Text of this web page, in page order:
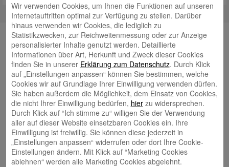
Unsere Autorinnen und Autoren
Andrea Rupprecht
Jonas Simon
Wir verwenden Cookies, um Ihnen die Funktionen auf unseren
Internetauftritten optimal zur Verfügung zu stellen. Darüber
hinaus verwenden wir Cookies, die lediglich zu
Statistikzwecken, zur Reichweitenmessung oder zur Anzeige
personalisierter Inhalte genutzt werden. Detaillierte
Informationen über Art, Herkunft und Zweck dieser Cookies
finden Sie in unserer Erklärung zum Datenschutz. Durch Klick
auf „Einstellungen anpassen“ können Sie bestimmen, welche
Cookies wir auf Grundlage Ihrer Einwilligung verwenden dürfen.
Sie haben außerdem die Möglichkeit, dem Einsatz von Cookies,
die nicht Ihrer Einwilligung bedürfen, hierzu widersprechen.
Durch Klick auf “Ich stimme zu“ willigen Sie der Verwendung
aller auf dieser Website einsetzbaren Cookies ein. Ihre
Einwilligung ist freiwillig. Sie können diese jederzeit in
„Einstellungen anpassen“ widerrufen oder dort Ihre Cookie-
Einstellungen ändern. Mit Klick auf “Marketing Cookies
ablehnen“ werden alle Marketing Cookies abgelehnt.